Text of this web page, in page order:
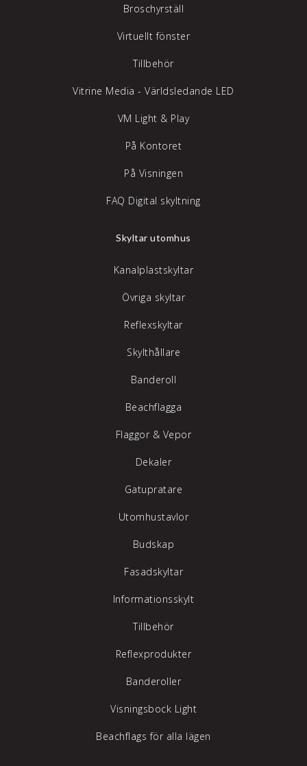
Broschyrställ
Virtuellt fönster
Tillbehör
Vitrine Media - Världsledande LED
VM Light & Play
På Kontoret
På Visningen
FAQ Digital skyltning
Skyltar utomhus
Kanalplastskyltar
Övriga skyltar
Reflexskyltar
Skylthållare
Banderoll
Beachflagga
Flaggor & Vepor
Dekaler
Gatupratare
Utomhustavlor
Budskap
Fasadskyltar
Informationsskylt
Tillbehör
Reflexprodukter
Banderoller
Visningsbock Light
Beachflags för alla lägen